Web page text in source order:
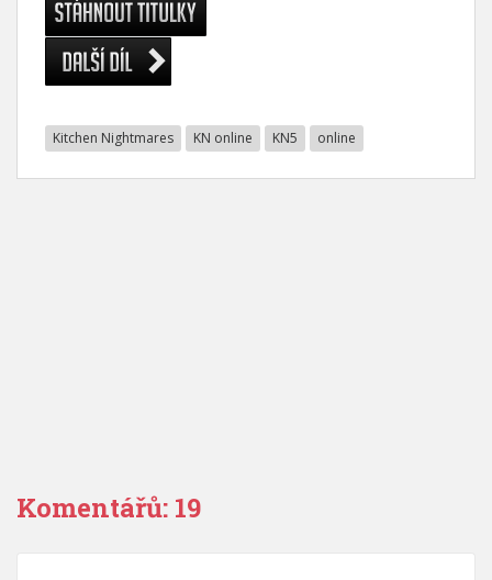
Kitchen Nightmares KN online KN5 online
Komentářů: 19